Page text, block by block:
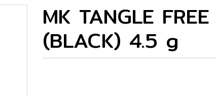
MK TANGLE
(BLACK) 4.5 g